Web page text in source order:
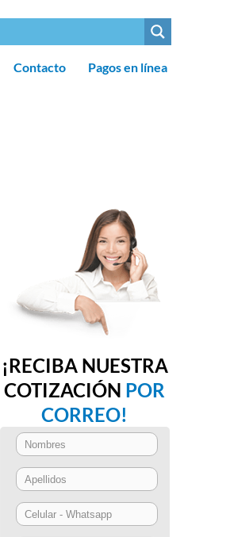
Contacto Pagos en línea
¡RECIBA NUESTRA
COTIZACIÓN POR
CORREO!